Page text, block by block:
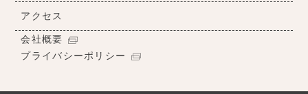
アクセス
会社概要
プライバシーポリシー